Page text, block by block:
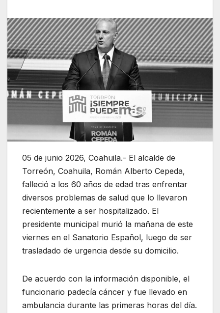
05 de junio 2026, Coahuila.- El alcalde de
Torreón, Coahuila, Román Alberto Cepeda,
falleció a los 60 años de edad tras enfrentar
diversos problemas de salud que lo llevaron
recientemente a ser hospitalizado. El
presidente municipal murió la mañana de este
viernes en el Sanatorio Español, luego de ser
trasladado de urgencia desde su domicilio.
De acuerdo con la información disponible, el
funcionario padecía cáncer y fue llevado en
ambulancia durante las primeras horas del día.